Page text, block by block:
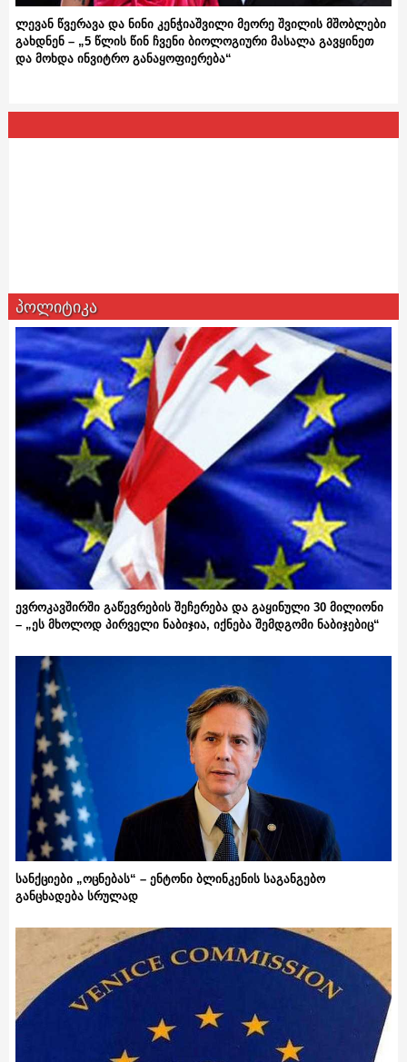
ლევან წვერავა და ნინი კენჭიაშვილი მეორე შვილის მშობლები
გახდნენ – „5 წლის წინ ჩვენი ბიოლოგიური მასალა გავყინეთ
და მოხდა ინვიტრო განაყოფიერება“
პოლიტიკა
ევროკავშირში გაწევრების შეჩერება და გაყინული 30 მილიონი
– „ეს მხოლოდ პირველი ნაბიჯია, იქნება შემდგომი ნაბიჯებიც“
სანქციები „ოცნებას“ – ენტონი ბლინკენის საგანგებო
განცხადება სრულად